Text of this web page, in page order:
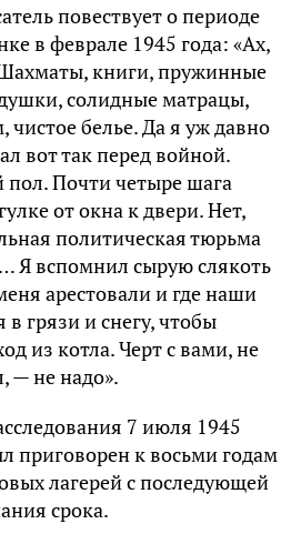
повествует о периоде
в феврале 1945 года: «Ах,
книги, пружинные
солидные матрацы,
белье. Да я уж давно
вот так перед войной.
Почти четыре шага
от окна к двери. Нет,
политическая тюрьма
Я вспомнил сырую слякоть
арестовали и где наши
в грязи и снегу, чтобы
из котла. Черт с вами, не
— не надо».
7 июля 1945
приговорен к восьми годам
лагерей с последующей
срока.